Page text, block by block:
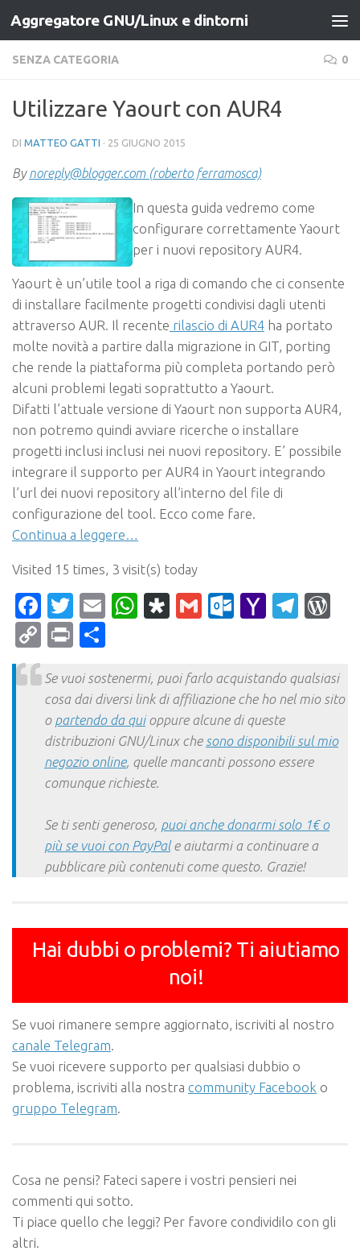
Salta al contenuto
Aggregatore GNU/Linux e dintorni
SENZA CATEGORIA 0
Utilizzare Yaourt con AUR4
DI MATTEO GATTI · 25 GIUGNO 2015
Bynoreply@blogger.com (roberto ferramosca)
In questa guida vedremo come
configurare correttamente Yaourt
per i nuovi repository AUR4.
Yaourt è un’utile tool a riga di comando che ci consente
di installare facilmente progetti condivisi dagli utenti
attraverso AUR. Il recente rilascio di AUR4 ha portato
molte novità a partire dalla migrazione in GIT, porting
che rende la piattaforma più completa portando però
alcuni problemi legati soprattutto a Yaourt.
Difatti l’attuale versione di Yaourt non supporta AUR4,
non potremo quindi avviare ricerche o installare
progetti inclusi inclusi nei nuovi repository. E’ possibile
integrare il supporto per AUR4 in Yaourt integrando
l’url dei nuovi repository all’interno del file di
configurazione del tool. Ecco come fare.
Continua a leggere…
Visited 15 times, 3 visit(s) today
Facebook
Twitter
EmailWhatsApp
Diaspora
Gmail Yahoo
CopyPrint
Se vuoi sostenermi, puoi farlo acquistando qualsiasi
cosa dai diversi link di affiliazione che ho nel mio sito
o partendo da quioppure alcune di queste
distribuzioni GNU/Linux che sono disponibili sul mio
negozio online, quelle mancanti possono essere
comunque richieste.
Se ti senti generoso, puoi anche donarmi solo 1€ o
più se vuoi con PayPale aiutarmi a continuare a
pubblicare più contenuti come questo. Grazie!
Hai dubbi o problemi? Ti aiutiamo
noi!
Se vuoi rimanere sempre aggiornato, iscriviti al nostro
canale Telegram.
Se vuoi ricevere supporto per qualsiasi dubbio o
problema, iscriviti alla nostra community Facebook o
gruppo Telegram.
Cosa ne pensi? Fateci sapere i vostri pensieri nei
commenti qui sotto.
Ti piace quello che leggi? Per favore condividilo con gli
altri.